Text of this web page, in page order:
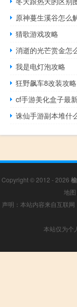
原神蔓生溪谷怎么
猜歌游戏攻略
消逝的光芒赏金怎
我是电灯泡攻略
狂野飙车8改装攻略
cf手游美化盒子最
诛仙手游副本堆什
Copyright © 2012 - 2026
地图
声明：本站内容来自互联
本站仅为个